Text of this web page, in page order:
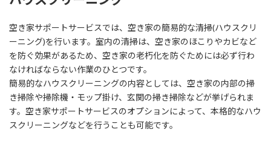
空き家サポートサービスでは、空き家の簡易的な清掃(ハウスクリ
ーニング)を行います。室内の清掃は、空き家のほこりやカビなど
を防ぐ効果があるため、空き家の老朽化を防ぐためには必ず行わ
なければならない作業のひとつです。
簡易的なハウスクリーニングの内容としては、空き家の内部の掃
き掃除や掃除機・モップ掛け、玄関の掃き掃除などが挙げられま
す。空き家サポートサービスのオプションによって、本格的なハウ
スクリーニングなどを行うことも可能です。